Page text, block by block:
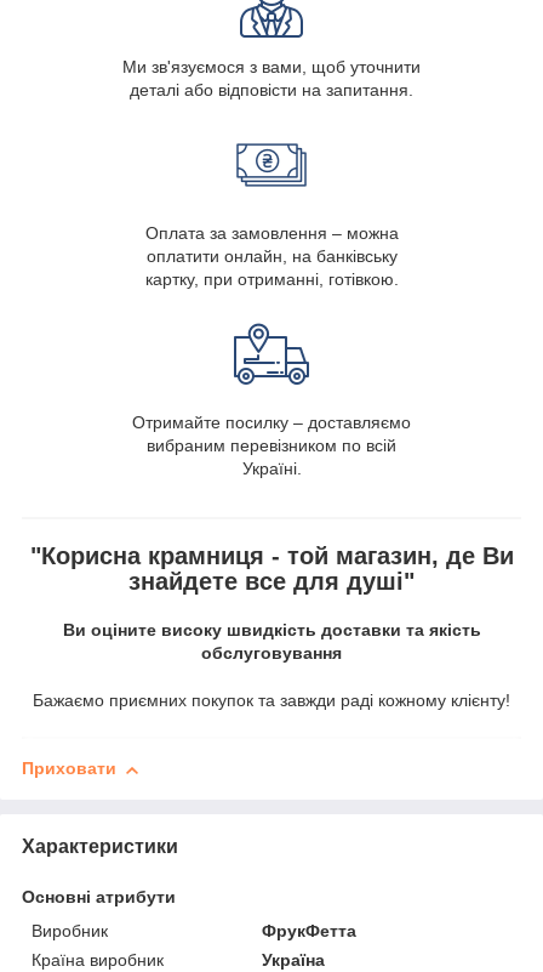
Ми зв'язуємося з вами, щоб уточнити
деталі або відповісти на запитання.
Оплата за замовлення – можна
оплатити онлайн, на банківську
картку, при отриманні, готівкою.
Отримайте посилку – доставляємо
вибраним перевізником по всій
Україні.
"Корисна крамниця - той магазин, де Ви
знайдете все для душі"
Ви оціните високу швидкість доставки та якість
обслуговування
Бажаємо приємних покупок та завжди раді кожному клієнту!
Приховати
Характеристики
Основні атрибути
Виробник
ФрукФетта
Країна виробник
Україна